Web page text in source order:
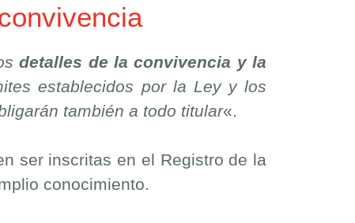
detalles de la convivencia y la
establecidos por la Ley y los
también a todo titular«.
ser inscritas en el Registro de la
conocimiento.